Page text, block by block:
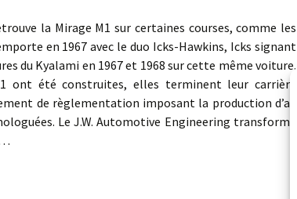
la Mirage M1 sur certaines courses, comme les
en 1967 avec le duo Icks-Hawkins, Icks signant
du Kyalami en 1967 et 1968 sur cette même voiture.
ont été construites, elles terminent leur carrière
de règlementation imposant la production d’au
Le J.W. Automotive Engineering transforme